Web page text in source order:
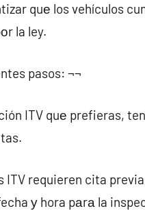
quе los vehículos
la ley.
pasos: ¬¬
ITV quе prefieras,
requieren cita
у hora pаrа la